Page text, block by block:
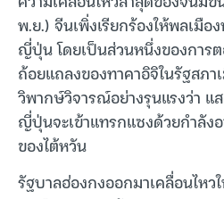
พ.ย.) จีนเพิ่งเรียกร้องให้พลเมือ
ญี่ปุ่น โดยเป็นส่วนหนึ่งของการ
ถ้อยแถลงของทาคาอิจิในรัฐสภ
วิพากษ์วิจารณ์อย่างรุนแรงว่า แ
ญี่ปุ่นจะเข้าแทรกแซงด้วยกำลัง
ของไต้หวัน
รัฐบาลฮ่องกงออกมาเคลื่อนไห